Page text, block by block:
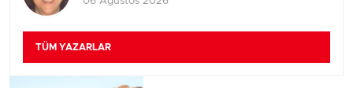
TÜM YAZARLAR